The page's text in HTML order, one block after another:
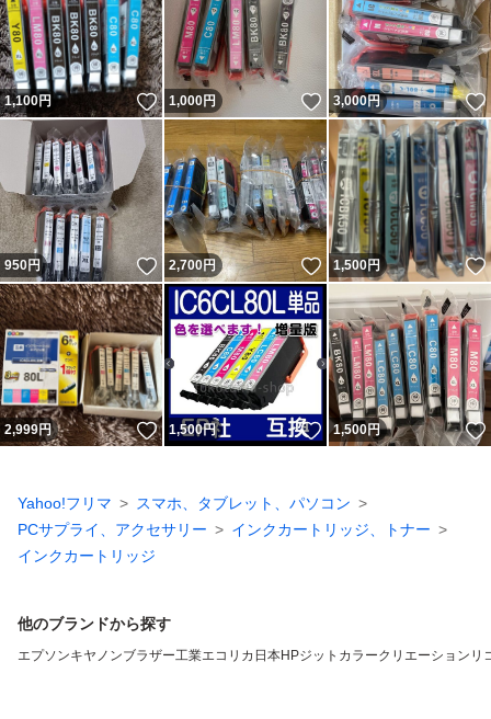
1,100円 いいね！
1,000円 いいね！
3,000円
950円 いいね！
2,700円 いいね！
1,500円
2,999円 いいね！
1,500円 いいね！
1,500円
Yahoo!フリマ
スマホ、タブレット、パソコン
PCサプライ、アクセサリー
インクカートリッジ、トナー
インクカートリッジ
他のブランドから探す
エプソンキヤノンブラザー工業エコリカ 日本HPジット カラークリエーション リ